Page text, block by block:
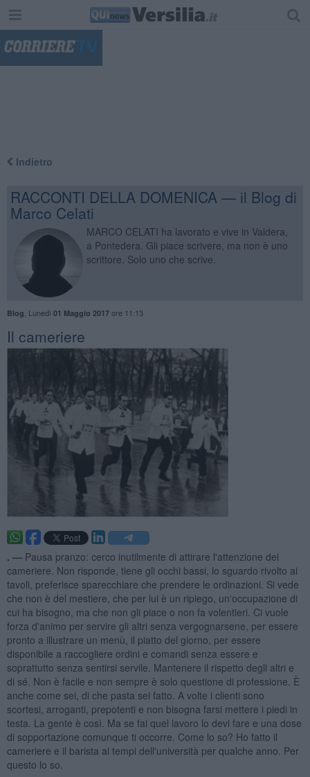
Indietro
RACCONTI DELLA DOMENICA — il Blog di
Marco Celati
MARCO CELATI ha lavorato e vive in Valdera,
a Pontedera. Gli piace scrivere, ma non è uno
scrittore. Solo uno che scrive.
Blog Lunedì 01 Maggio 2017ore 11:13
Il cameriere
. — Pausa pranzo: cerco inutilmente di attirare l'attenzione del
cameriere. Non risponde, tiene gli occhi bassi, lo sguardo rivolto ai
tavoli, preferisce sparecchiare che prendere le ordinazioni. Si vede
che non è del mestiere, che per lui è un ripiego, un'occupazione di
cui ha bisogno, ma che non gli piace o non fa volentieri. Ci vuole
forza d'animo per servire gli altri senza vergognarsene, per essere
pronto a illustrare un menù, il piatto del giorno, per essere
disponibile a raccogliere ordini e comandi senza essere e
soprattutto senza sentirsi servile. Mantenere il rispetto degli altri e
di sé. Non è facile e non sempre è solo questione di professione. È
anche come sei, di che pasta sei fatto. A volte i clienti sono
scortesi, arroganti, prepotenti e non bisogna farsi mettere i piedi in
testa. La gente è così. Ma se fai quel lavoro lo devi fare e una dose
di sopportazione comunque ti occorre. Come lo so? Ho fatto il
cameriere e il barista ai tempi dell'università per qualche anno. Per
questo lo so.